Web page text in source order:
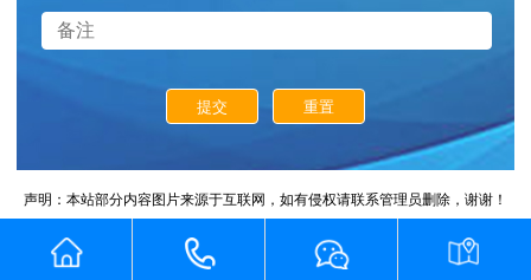
提交 重置
声明：本站部分内容图片来源于互联网，如有侵权请联系管理员删除，谢谢！